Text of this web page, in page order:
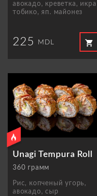
авокадо, креветкa, икра
тобико, яп. майонез
225 MDL shopping_cart
Unagi Tempura Roll
360 грамм
Рис, копченый угорь,
авокадо, сыр